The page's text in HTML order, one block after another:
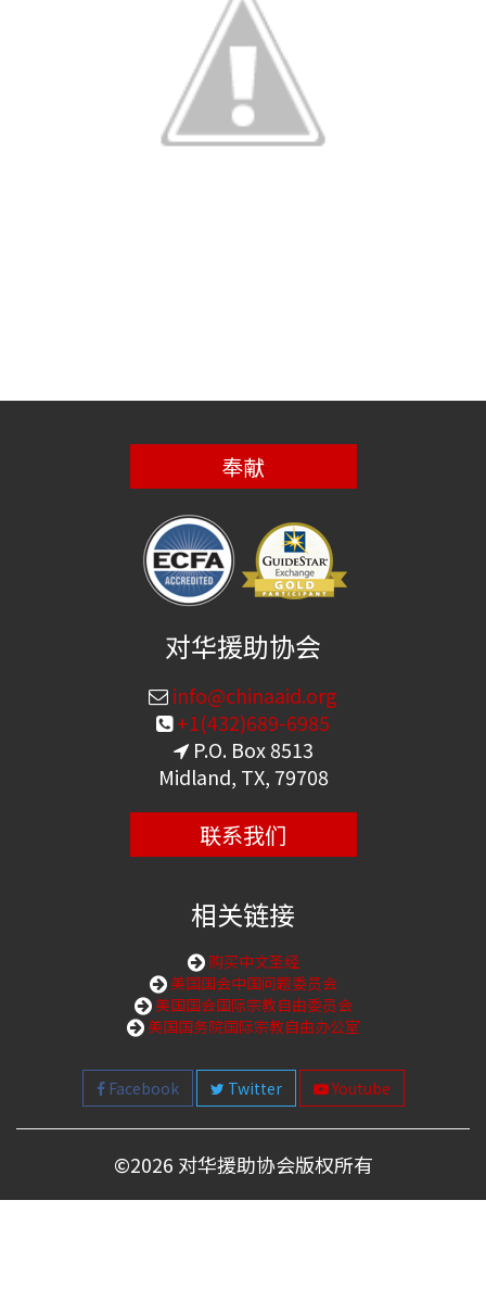
奉献
对华援助协会
info@chinaaid.org
+1(432)689-6985
P.O. Box 8513
Midland, TX, 79708
联系我们
相关链接
购买中文圣经
美国国会中国问题委员会
美国国会国际宗教自由委员会
美国国务院国际宗教自由办公室
Facebook Twitter Youtube
©2026 对华援助协会版权所有